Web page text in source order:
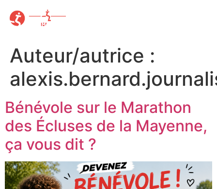
Auteur/autrice :
Bénévole sur le Marathon
des Écluses de la Mayenne,
ça vous dit ?